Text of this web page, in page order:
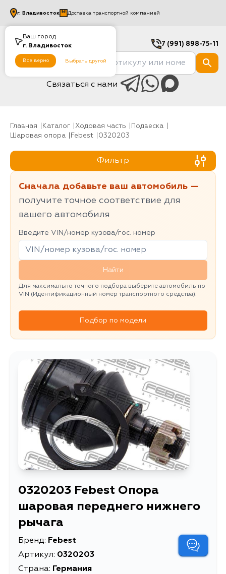
Ваш город
г. Владивосток
Все верно Выбрать другой
г. Владивосток Доставка транспортной компанией
7 (991) 898-75-11
Связаться с нами
Главная Каталог Ходовая часть
Подвеска
Шаровая опора
Febest 0320203
Фильтр
Сначала добавьте ваш автомобиль —
получите точное соответствие для
вашего автомобиля
Введите VIN/номер кузова/гос. номер
Найти
Для максимально точного подбора выберите автомобиль по
VIN (Идентификационный номер транспортного средства).
Подбор по модели
0320203 Febest Опора
шаровая переднего нижнего
рычага
Бренд: Febest
Артикул: 0320203
Страна: Германия